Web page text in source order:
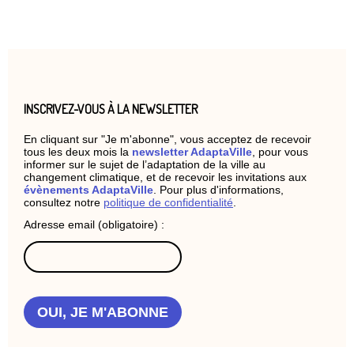
INSCRIVEZ-VOUS À LA NEWSLETTER
En cliquant sur "Je m'abonne", vous acceptez de recevoir
tous les deux mois la newsletter AdaptaVille , pour vous
informer sur le sujet de l’adaptation de la ville au
changement climatique, et de recevoir les invitations aux
évènements AdaptaVille . Pour plus d'informations,
consultez notre politique de confidentialité
Adresse email (obligatoire) :
OUI, JE M'ABONNE